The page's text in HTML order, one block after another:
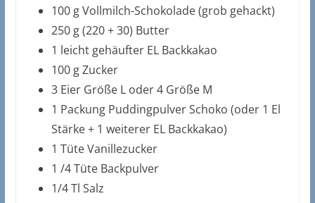
100 g Vollmilch-Schokolade (grob gehackt)
250 g (220 + 30) Butter
1 leicht gehäufter EL Backkakao
100 g Zucker
3 Eier Größe L oder 4 Größe M
1 Packung Puddingpulver Schoko (oder 1 El
Stärke + 1 weiterer EL Backkakao)
1 Tüte Vanillezucker
1 /4 Tüte Backpulver
1/4 Tl Salz